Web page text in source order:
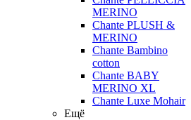
MERINO
Chante PLUSH &
MERINO
Chante Bambino
cotton
Chante BABY
MERINO XL
Chante Luxe Mohair
Ещё